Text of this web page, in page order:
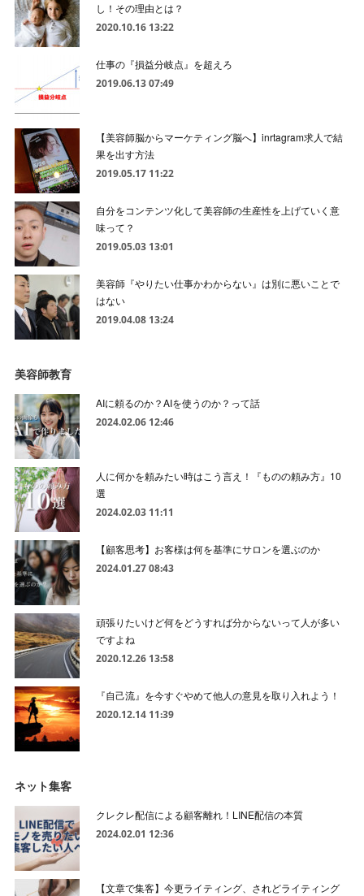
し！その理由とは？
2020.10.16 13:22
仕事の『損益分岐点』を超えろ
2019.06.13 07:49
【美容師脳からマーケティング脳へ】inrtagram求人で結
果を出す方法
2019.05.17 11:22
自分をコンテンツ化して美容師の生産性を上げていく意
味って？
2019.05.03 13:01
美容師『やりたい仕事かわからない』は別に悪いことで
はない
2019.04.08 13:24
美容師教育
AIに頼るのか？AIを使うのか？って話
2024.02.06 12:46
人に何かを頼みたい時はこう言え！『ものの頼み方』10
選
2024.02.03 11:11
【顧客思考】お客様は何を基準にサロンを選ぶのか
2024.01.27 08:43
頑張りたいけど何をどうすれば分からないって人が多い
ですよね
2020.12.26 13:58
『自己流』を今すぐやめて他人の意見を取り入れよう！
2020.12.14 11:39
ネット集客
クレクレ配信による顧客離れ！LINE配信の本質
2024.02.01 12:36
【文章で集客】今更ライティング、されどライティング